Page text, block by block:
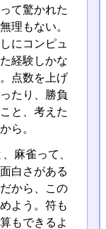
て驚かれた
理もない。
にコンピュ
経験しかな
点数を上げ
たり、勝負
と、考えた
ら。
麻雀って、
白さがある
から、この
よう。符も
もできるよ